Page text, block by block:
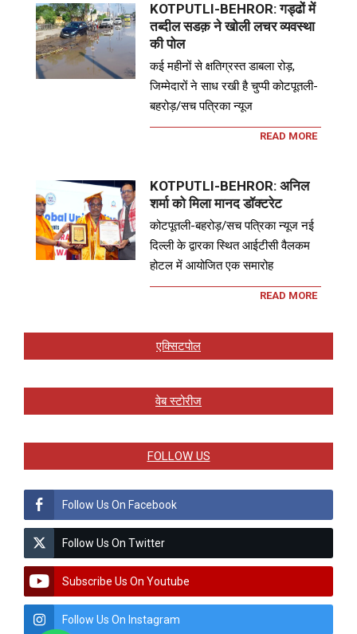
KOTPUTLI-BEHROR: गड्ढों में
तब्दील सडक़ ने खोली लचर व्यवस्था
की पोल
कई महीनों से क्षतिग्रस्त डाबला रोड़,
जिम्मेदारों ने साध रखी है चुप्पी कोटपूतली-
बहरोड़/सच पत्रिका न्यूज
READ MORE
KOTPUTLI-BEHROR: अनिल
शर्मा को मिला मानद डॉक्टरेट
कोटपूतली-बहरोड़/सच पत्रिका न्यूज नई
दिल्ली के द्वारका स्थित आईटीसी वैलकम
होटल में आयोजित एक समारोह
READ MORE
एक्सिटपोल
वेब स्टोरीज
FOLLOW US
Follow Us On Facebook
Follow Us On Twitter
Subscribe Us On Youtube
Follow Us On Instagram